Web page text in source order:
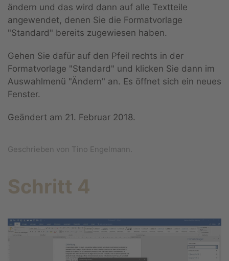
ändern und das wird dann auf alle Textteile
angewendet, denen Sie die Formatvorlage
"Standard" bereits zugewiesen haben.
Gehen Sie dafür auf den Pfeil rechts in der
Formatvorlage "Standard" und klicken Sie dann im
Auswahlmenü "Ändern" an. Es öffnet sich ein neues
Fenster.
Geändert am 21. Februar 2018.
Geschrieben von Tino Engelmann.
Schritt 4